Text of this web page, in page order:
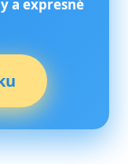
a expresné